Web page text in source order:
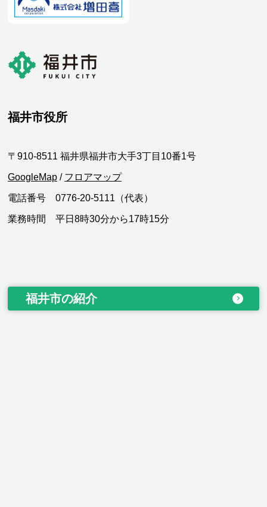
福井市役所
〒910-8511 福井県福井市大手3丁目10番1号
GoogleMap / フロアマップ
電話番号 0776-20-5111（代表）
業務時間 平日8時30分から17時15分
福井市の紹介